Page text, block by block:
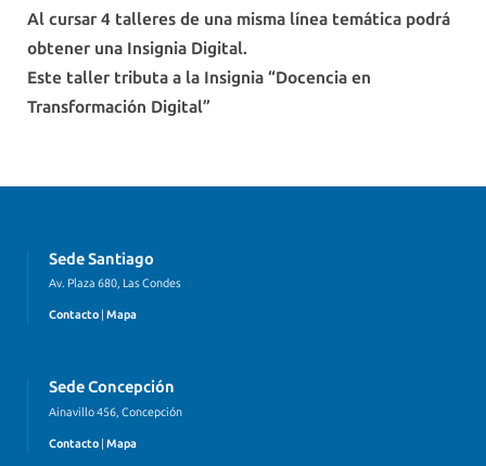
Al cursar 4 talleres de una misma línea temática podrá
obtener una Insignia Digital.
Este taller tributa a la Insignia “Docencia en
Transformación Digital”
Sede Santiago
Av. Plaza 680, Las Condes
Contacto Mapa
Sede Concepción
Ainavillo 456, Concepción
Contacto | Mapa